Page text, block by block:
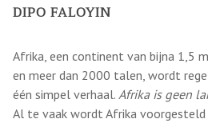
DIPO FALOYIN
Afrika, een continent van bijna 1,5
en meer dan 2000 talen, wordt
één simpel verhaal. Afrika is geen
Al te vaak wordt Afrika voorgesteld